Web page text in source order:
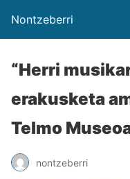
Nontzeberri
“Herri
erakusketa
Telmo
nontzeberri